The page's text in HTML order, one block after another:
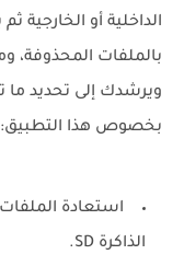
الداخلية أو
بالملفات المحذوفة،
ويرشدك إلى تحديد ما
بخصوص هذا التطبيق:
استعادة
الذاكرة SD.